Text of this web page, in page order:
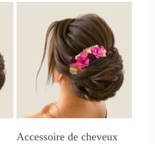
Ajouter Au Panier
Accessoire de cheveux